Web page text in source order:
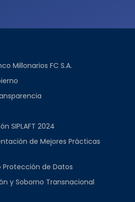
Millonarios FC S.A.
SIPLAFT 2024
de Mejores Prácticas
de Datos
y Soborno Transnacional